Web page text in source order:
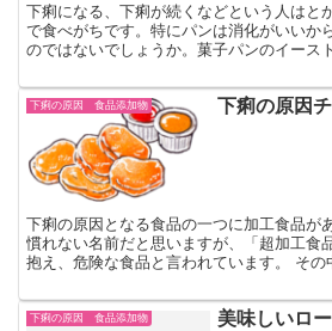
下痢になる、下痢が続くなどという人はと
で食べがちです。特にパンは消化がいいか
のではないでしょうか。菓子パンのイース
下痢の原因 食品添加物 下痢の原因
下痢の原因となる食品の一つに加工食品が
慣れない名前だと思いますが、「超加工食
抱え、危険な食品と言われています。 その
下痢の原因 食品添加物 美味しいロ